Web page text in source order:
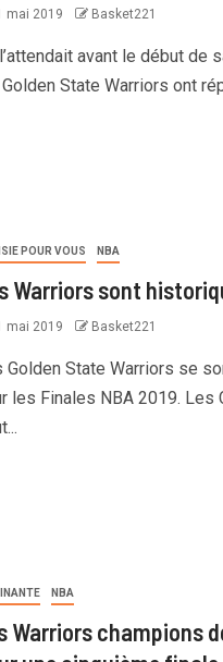
mai 2019 Basket221
avant le début de
State Warriors ont
POUR VOUS NBA
Warriors sont
mai 2019 Basket221
Golden State Warriors se
les Finales NBA 2019. Les
NBA
Warriors champions